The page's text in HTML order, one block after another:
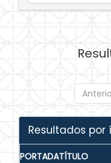
Resultados por
PORTADATÍTULO